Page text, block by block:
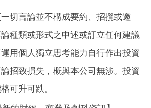
切言論並不構成要約、招攬或邀
種類或形式之申述或訂立任何建議
用個人獨立思考能力自行作出投資
招致損失，概與本公司無涉。投資
可升可跌。